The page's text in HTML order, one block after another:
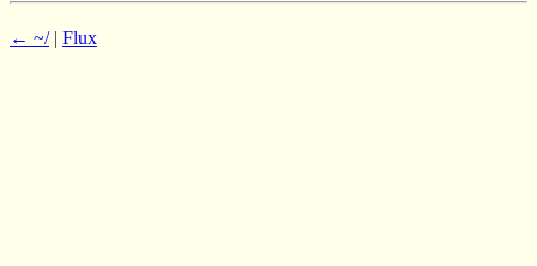
← ~/| Flux